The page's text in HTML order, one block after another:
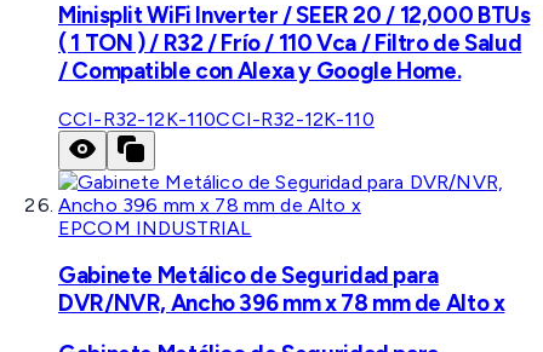
Minisplit WiFi Inverter / SEER 20 / 12,000 BTUs
( 1 TON ) / R32 / Frío / 110 Vca / Filtro de Salud
/ Compatible con Alexa y Google Home.
CCI-R32-12K-110CCI-R32-12K-110
EPCOM INDUSTRIAL
Gabinete Metálico de Seguridad para
DVR/NVR, Ancho 396 mm x 78 mm de Alto x